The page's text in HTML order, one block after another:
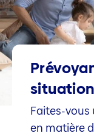
Faites-vous
en matière